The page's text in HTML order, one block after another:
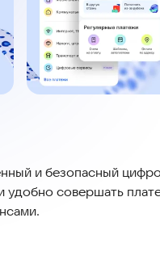
и безопасный
совершать